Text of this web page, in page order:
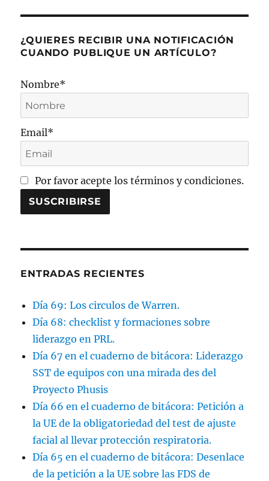
¿QUIERES RECIBIR UNA NOTIFICACIÓN
CUANDO PUBLIQUE UN ARTÍCULO?
Nombre*
Email*
Por favor acepte los términos y condiciones.
ENTRADAS RECIENTES
Día 69: Los circulos de Warren.
Día 68: checklist y formaciones sobre
liderazgo en PRL.
Día 67 en el cuaderno de bitácora: Liderazgo
SST de equipos con una mirada des del
Proyecto Phusis
Día 66 en el cuaderno de bitácora: Petición a
la UE de la obligatoriedad del test de ajuste
facial al llevar protección respiratoria.
Día 65 en el cuaderno de bitácora: Desenlace
de la petición a la UE sobre las FDS de